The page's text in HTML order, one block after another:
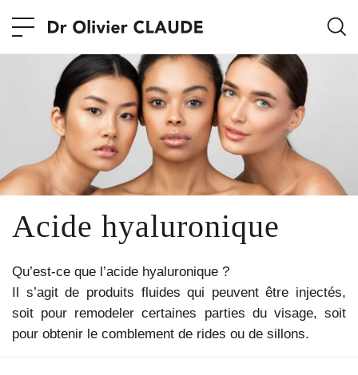
Acide hyaluronique
Qu’est-ce que l’acide hyaluronique ?
Il s’agit de produits fluides qui peuvent être injectés,
soit pour remodeler certaines parties du visage, soit
pour obtenir le comblement de rides ou de sillons.